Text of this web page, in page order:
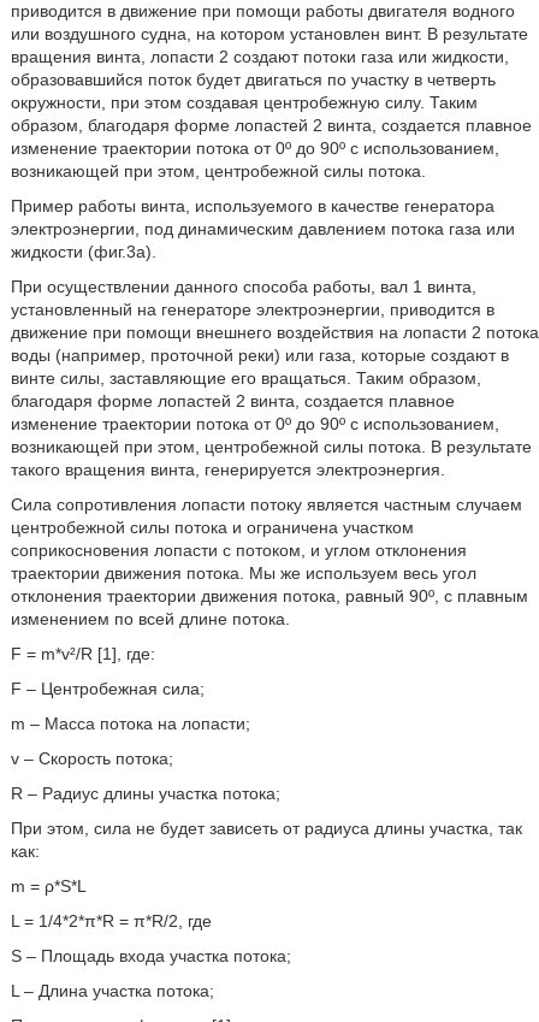
приводится в движение при помощи работы двигателя водного
или воздушного судна, на котором установлен винт. В результате
вращения винта, лопасти 2 создают потоки газа или жидкости,
образовавшийся поток будет двигаться по участку в четверть
окружности, при этом создавая центробежную силу. Таким
образом, благодаря форме лопастей 2 винта, создается плавное
изменение траектории потока от 0º до 90º с использованием,
возникающей при этом, центробежной силы потока.
Пример работы винта, используемого в качестве генератора
электроэнергии, под динамическим давлением потока газа или
жидкости (фиг.3а).
При осуществлении данного способа работы, вал 1 винта,
установленный на генераторе электроэнергии, приводится в
движение при помощи внешнего воздействия на лопасти 2 потока
воды (например, проточной реки) или газа, которые создают в
винте силы, заставляющие его вращаться. Таким образом,
благодаря форме лопастей 2 винта, создается плавное
изменение траектории потока от 0º до 90º с использованием,
возникающей при этом, центробежной силы потока. В результате
такого вращения винта, генерируется электроэнергия.
Сила сопротивления лопасти потоку является частным случаем
центробежной силы потока и ограничена участком
соприкосновения лопасти с потоком, и углом отклонения
траектории движения потока. Мы же используем весь угол
отклонения траектории движения потока, равный 90º, с плавным
изменением по всей длине потока.
F = m*v²/R [1], где:
F – Центробежная сила;
m – Масса потока на лопасти;
v – Скорость потока;
R – Радиус длины участка потока;
При этом, сила не будет зависеть от радиуса длины участка, так
как:
m = ρ*S*L
L = 1/4*2*π*R = π*R/2, где
S – Площадь входа участка потока;
L – Длина участка потока;